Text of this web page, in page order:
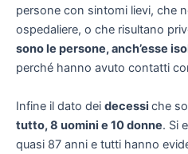
persone con sintomi lievi, che
ospedaliere, o che risultano
sono le persone, anch’esse
perché hanno avuto contatti
Infine il dato dei decessi che
tutto, 8 uomini e 10 donne. Si
quasi 87 anni e tutti hanno